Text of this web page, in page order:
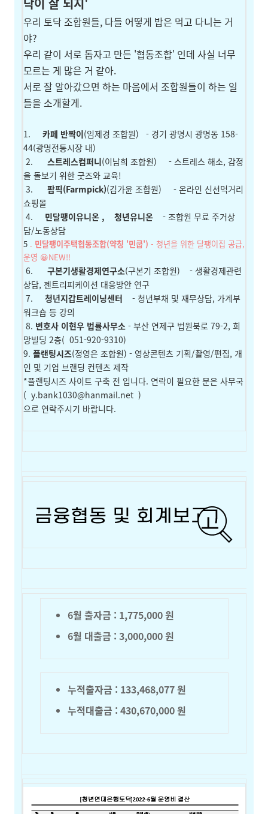
우리 토닥 조합원들, 다들 어떻게 밥은 먹고 다니는 거
야?
우리 같이 서로 돕자고 만든 '협동조합' 인데 사실 너무
모르는 게 많은 거 같아.
서로 잘 알아갔으면 하는 마음에서 조합원들이 하는 일
들을 소개할게.
1. 카페 반짝이(임제경 조합원)
- 경기 광명시 광명동 158-
44(광명전통시장 내)
2.
스트레스컴퍼니(이남희 조합원)
- 스트레스 해소, 감정
을 돌보기 위한 굿즈와 교육!
3.
팜픽(Farmpick)(김가윤 조합원)
- 온라인 신선먹거리
쇼핑몰
4.
민달팽이유니온 , 청년유니온
- 조합원 무료 주거상
담/노동상담
5 . 민달팽이주택협동조합(약칭 '민쿱') - 청년을 위한 달팽이집 공급,
운영 😀NEW!!
6. 구본기생활경제연구소(구본기 조합원)
- 생활경제관련
상담, 젠트리피케이션 대응방안 연구
7.
청년지갑트레이닝센터
- 청년부채 및 재무상담, 가계부
워크숍 등 강의
8. 변호사 이현우 법률사무소 - 부산 연제구 법원북로 79-2, 희
망빌딩 2층( 051-920-9310)
9. 플랜팅시즈(정영은 조합원) - 영상콘텐츠 기획/촬영/편집, 개
인 및 기업 브랜딩 컨텐츠 제작
*플랜팅시즈 사이트 구축 전 입니다. 연락이 필요한 분은 사무국
( y.bank1030@hanmail.net )
으로 연락주시기 바랍니다.
6월 출자금 : 1,775,000 원
6월 대출금 : 3,000,000 원
누적출자금 : 133,468,077원
누적대출금 : 430,670,000 원